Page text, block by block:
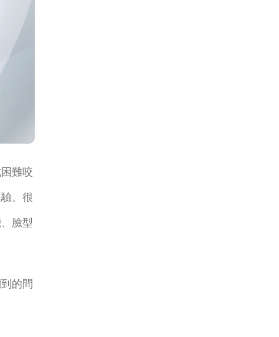
難咬
。很
臉型
的問